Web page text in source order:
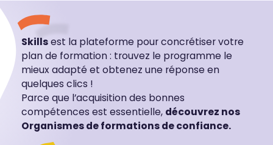
Skillsest la plateforme pour concrétiser votre
plan de formation : trouvez le programme le
mieux adapté et obtenez une réponse en
quelques clics !
Parce que l’acquisition des bonnes
compétences est essentielle, découvrez nos
Organismes de formations de confiance.